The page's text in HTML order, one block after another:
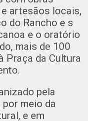
artesãos locais,
do Rancho e s
e o oratório
mais de 100
Praça da Cultura
pela
meio da
e em